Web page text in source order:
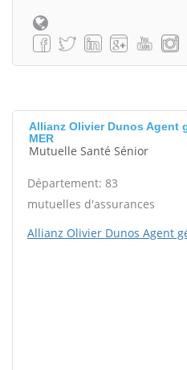
Allianz Olivier Dunos Agent
MER
Mutuelle Santé Sénior
Département: 83
mutuelles d'assurances
Allianz Olivier Dunos Agent